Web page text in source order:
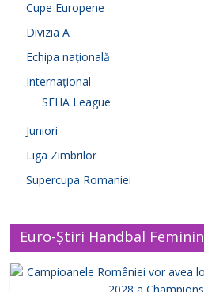
Cupe Europene
Divizia A
Echipa națională
Internațional
SEHA League
Juniori
Liga Zimbrilor
Supercupa Romaniei
Euro-Știri Handbal Feminin